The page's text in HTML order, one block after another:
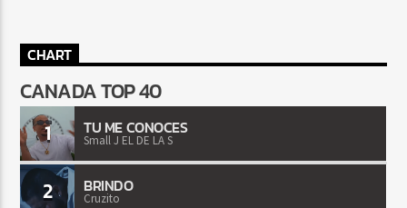
CHART
CANADA TOP 40
1 TU ME CONOCES
Small J EL DE LA S
2 BRINDO
Cruzito